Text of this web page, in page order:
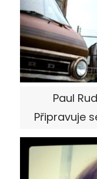
Paul
Připravuje